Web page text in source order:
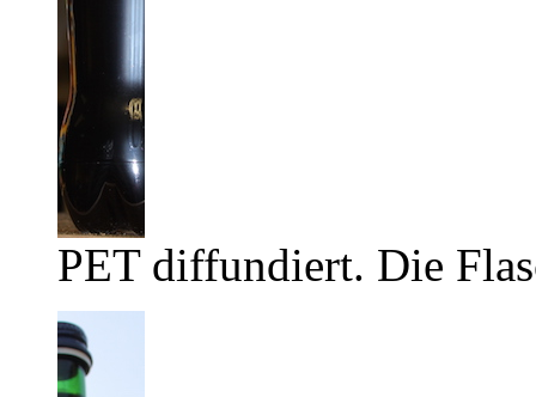
PET diffundiert. Die